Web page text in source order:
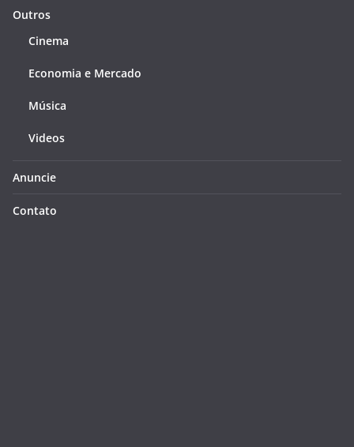
Outros
Cinema
Economia e Mercado
Música
Videos
Anuncie
Contato